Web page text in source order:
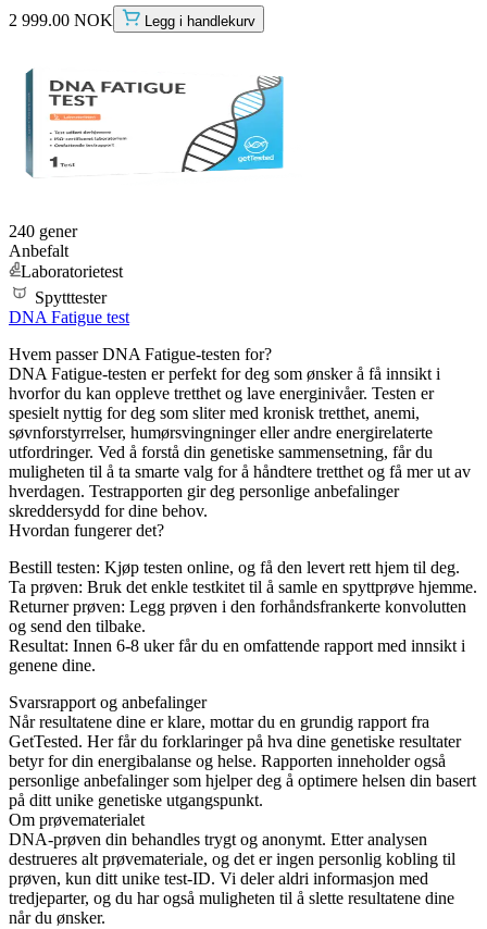
2 999.00 NOK Legg i handlekurv
240 gener
Anbefalt
Laboratorietest
Spytttester
DNA Fatigue test
Hvem passer DNA Fatigue-testen for?
DNA Fatigue-testen er perfekt for deg som ønsker å få innsikt i
hvorfor du kan oppleve tretthet og lave energinivåer. Testen er
spesielt nyttig for deg som sliter med kronisk tretthet, anemi,
søvnforstyrrelser, humørsvingninger eller andre energirelaterte
utfordringer. Ved å forstå din genetiske sammensetning, får du
muligheten til å ta smarte valg for å håndtere tretthet og få mer ut av
hverdagen. Testrapporten gir deg personlige anbefalinger
skreddersydd for dine behov.
Hvordan fungerer det?
Bestill testen: Kjøp testen online, og få den levert rett hjem til deg.
Ta prøven: Bruk det enkle testkitet til å samle en spyttprøve hjemme.
Returner prøven: Legg prøven i den forhåndsfrankerte konvolutten
og send den tilbake.
Resultat: Innen 6-8 uker får du en omfattende rapport med innsikt i
genene dine.
Svarsrapport og anbefalinger
Når resultatene dine er klare, mottar du en grundig rapport fra
GetTested. Her får du forklaringer på hva dine genetiske resultater
betyr for din energibalanse og helse. Rapporten inneholder også
personlige anbefalinger som hjelper deg å optimere helsen din basert
på ditt unike genetiske utgangspunkt.
Om prøvematerialet
DNA-prøven din behandles trygt og anonymt. Etter analysen
destrueres alt prøvemateriale, og det er ingen personlig kobling til
prøven, kun ditt unike test-ID. Vi deler aldri informasjon med
tredjeparter, og du har også muligheten til å slette resultatene dine
når du ønsker.